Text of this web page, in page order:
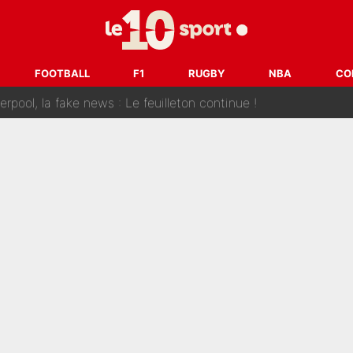
FOOTBALL F1 RUGBY NBA
et bientôt Fernando Alonso ? Le classement des pilotes les mieux
Barcola trop cher pour Liverpool
la fake news : Le feuilleton continue !